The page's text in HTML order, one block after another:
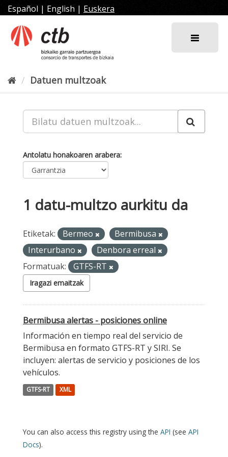
Joan
edukira
Español | English | Euskera
Datuen multzoak
Antolatu honakoaren arabera
1 datu-multzo aurkitu da
Etiketak: Bermeo
Bermibusa
Interurbano
Denbora erreal
Formatuak:
GTFS-RT
Iragazi emaitzak
Bermibusa alertas - posiciones online
Información en tiempo real del servicio de
Bermibusa en formato GTFS-RT y SIRI. Se
incluyen: alertas de servicio y posiciones de los
vehículos.
GTFS-RT XML
You can also access this registry using the API (see API
Docs).